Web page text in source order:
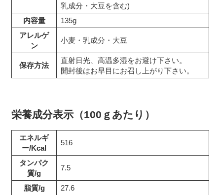
乳成分・大豆を含む)
内容量
135g
アレルゲ
ン
小麦・乳成分・大豆
保存方法
直射日光、高温多湿をお避け下さい。
開封後はお早目にお召し上がり下さい。
栄養成分表示（100ｇあたり）
エネルギ
ー/Kcal
516
タンパク
質/g
7.5
脂質/g
27.6